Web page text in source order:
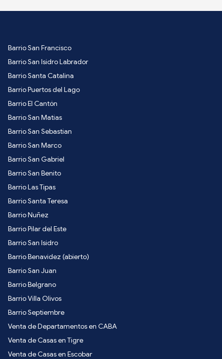
Barrio San Francisco
Barrio San Isidro Labrador
Barrio Santa Catalina
Barrio Puertos del Lago
Barrio El Cantón
Barrio San Matias
Barrio San Sebastian
Barrio San Marco
Barrio San Gabriel
Barrio San Benito
Barrio Las Tipas
Barrio Santa Teresa
Barrio Nuñez
Barrio Pilar del Este
Barrio San Isidro
Barrio Benavidez (abierto)
Barrio San Juan
Barrio Belgrano
Barrio Villa Olivos
Barrio Septiembre
Venta de Departamentos en CABA
Venta de Casas en Tigre
Venta de Casas en Escobar